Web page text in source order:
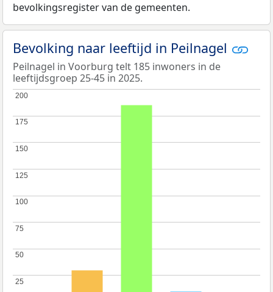
bevolkingsregister van de gemeenten.
Bevolking naar leeftijd in Peilnagel
Peilnagel in Voorburg telt 185 inwoners in de
leeftijdsgroep 25-45 in 2025.
25
25
50
50
75
75
100
100
125
125
150
150
175
175
200
200